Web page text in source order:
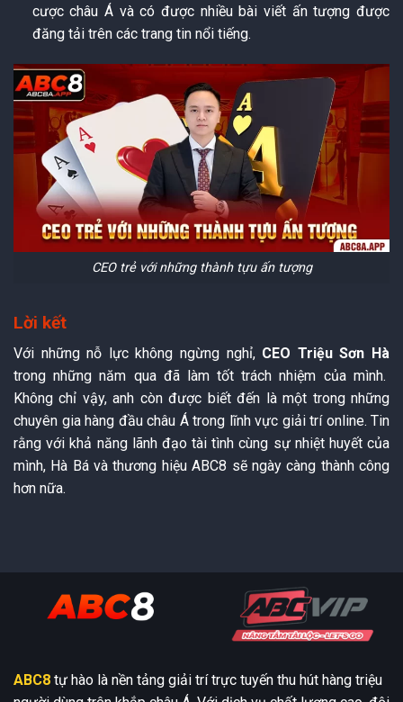
cược châu Á và có được nhiều bài viết ấn tượng được
đăng tải trên các trang tin nổi tiếng.
CEO trẻ với những thành tựu ấn tượng
Lời kết
Với những nỗ lực không ngừng nghỉ,CEO Triệu Sơn Hà
trong những năm qua đã làm tốt trách nhiệm của mình.
Không chỉ vậy, anh còn được biết đến là một trong những
chuyên gia hàng đầu châu Á trong lĩnh vực giải trí online. Tin
rằng với khả năng lãnh đạo tài tình cùng sự nhiệt huyết của
mình, Hà Bá và thương hiệu ABC8 sẽ ngày càng thành công
hơn nữa.
ABC8 tự hào là nền tảng giải trí trực tuyến thu hút hàng triệu